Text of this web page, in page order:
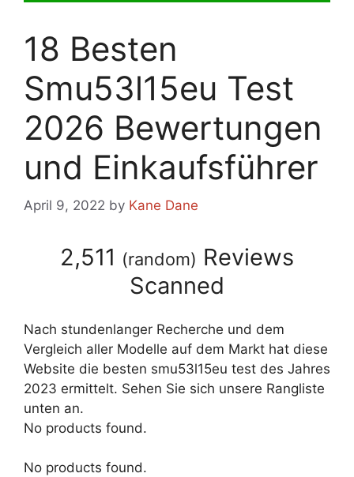
18 Besten
Smu53l15eu Test
2026 Bewertungen
und Einkaufsführer
April 9, 2022 by Kane Dane
2,511 (random) Reviews
Scanned
Nach stundenlanger Recherche und dem
Vergleich aller Modelle auf dem Markt hat diese
Website die besten smu53l15eu test des Jahres
2023 ermittelt. Sehen Sie sich unsere Rangliste
unten an.
No products found.
No products found.